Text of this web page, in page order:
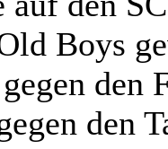
Boys
den
den